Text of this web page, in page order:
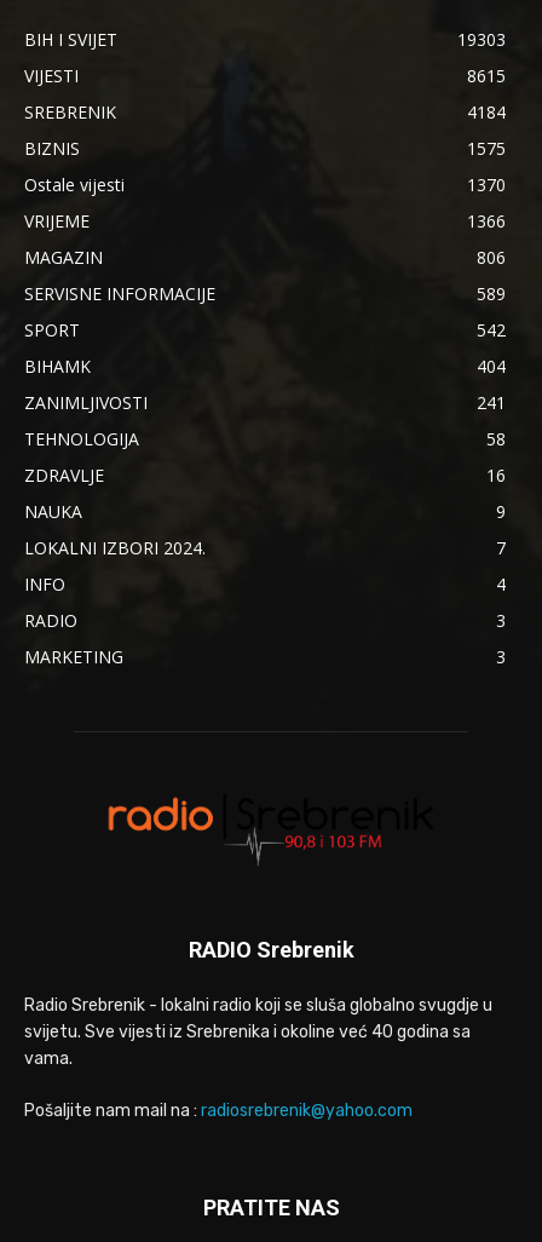
BIH I SVIJET
19303
VIJESTI
8615
SREBRENIK
4184
BIZNIS
1575
Ostale vijesti
1370
VRIJEME
1366
MAGAZIN
806
SERVISNE INFORMACIJE
589
SPORT
542
BIHAMK
404
ZANIMLJIVOSTI
241
TEHNOLOGIJA
58
ZDRAVLJE
16
NAUKA
9
LOKALNI IZBORI 2024.
7
INFO
4
RADIO
3
MARKETING
3
RADIO Srebrenik
Radio Srebrenik - lokalni radio koji se sluša globalno svugdje u
svijetu. Sve vijesti iz Srebrenika i okoline već 40 godina sa
vama.
Pošaljite nam mail na : radiosrebrenik@yahoo.com
PRATITE NAS